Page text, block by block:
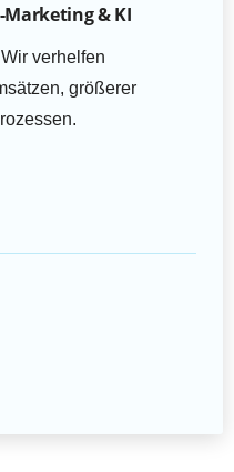
& KI
verhelfen
größerer